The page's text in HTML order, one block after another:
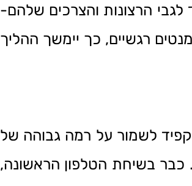
לגבי הרצונות והצרכים שלהם-
רגשיים, כך יימשך ההליך
לשמור על רמה גבוהה של
כבר בשיחת הטלפון הראשונה,